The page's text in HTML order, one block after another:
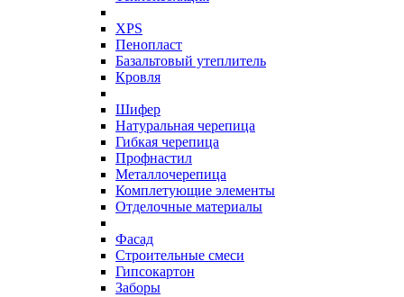
XPS
Пенопласт
Базальтовый утеплитель
Кровля
Шифер
Натуральная черепица
Гибкая черепица
Профнастил
Металлочерепица
Комплетующие элементы
Отделочные материалы
Фасад
Строительные смеси
Гипсокартон
Заборы